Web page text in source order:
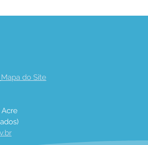
Mapa do Site
Acre